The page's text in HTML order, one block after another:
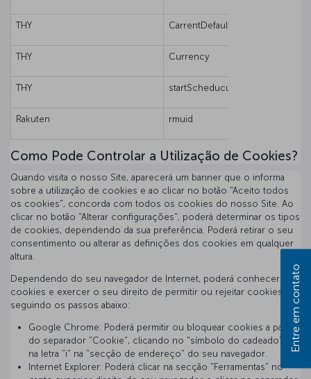
THY CarrentDefaultCurrency
THY Currency
THY startScheduculePageUrl
Rakuten rmuid
Como Pode Controlar a Utilização de Cookies?
Quando visita o nosso Site, aparecerá um banner que o informa
sobre a utilização de cookies e ao clicar no botão "Aceito todos
os cookies", concorda com todos os cookies do nosso Site. Ao
clicar no botão "Alterar configurações", poderá determinar os tipos
de cookies, dependendo da sua preferência. Poderá retirar o seu
consentimento ou alterar as definições dos cookies em qualquer
altura.
Dependendo do seu navegador de Internet, poderá conhecer os
cookies e exercer o seu direito de permitir ou rejeitar cookies,
seguindo os passos abaixo:
Google Chrome: Poderá permitir ou bloquear cookies a partir
do separador "Cookie", clicando no "símbolo do cadeado" ou
na letra "i" na "secção de endereço" do seu navegador.
Internet Explorer: Poderá clicar na secção "Ferramentas" no
Entre em contato